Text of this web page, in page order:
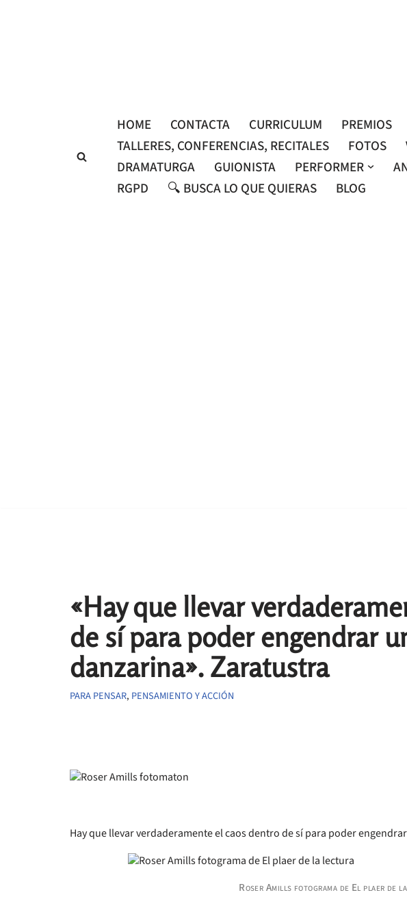
HOME CONTACTA CURRICULUM PREMIOS
TALLERES, CONFERENCIAS, RECITALES
FOTOS
DRAMATURGA
GUIONISTA PERFORMER
RGPD
🔍 BUSCA LO QUE QUIERAS BLOG
«Hay que llevar
de sí para poder engendrar
danzarina». Zaratustra
PARA PENSAR, PENSAMIENTO Y ACCIÓN
Hay que llevar verdaderamente el caos dentro de sí para poder
Roser Amills fotograma de El plaer de